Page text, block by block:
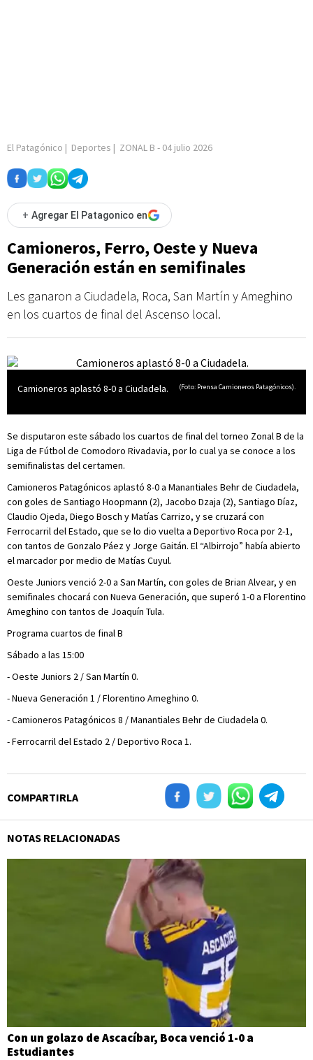
El Patagónico | Deportes | ZONAL B - 04 julio 2026
+ Agregar El Patagonico en
Camioneros, Ferro, Oeste y Nueva
Generación están en semifinales
Les ganaron a Ciudadela, Roca, San Martín y Ameghino
en los cuartos de final del Ascenso local.
Camioneros aplastó 8-0 a Ciudadela. (Foto: Prensa Camioneros Patagónicos).
Se disputaron este sábado los cuartos de final del torneo Zonal B de la
Liga de Fútbol de Comodoro Rivadavia, por lo cual ya se conoce a los
semifinalistas del certamen.
Camioneros Patagónicos aplastó 8-0 a Manantiales Behr de Ciudadela,
con goles de Santiago Hoopmann (2), Jacobo Dzaja (2), Santiago Díaz,
Claudio Ojeda, Diego Bosch y Matías Carrizo, y se cruzará con
Ferrocarril del Estado, que se lo dio vuelta a Deportivo Roca por 2-1,
con tantos de Gonzalo Páez y Jorge Gaitán. El “Albirrojo” había abierto
el marcador por medio de Matías Cuyul.
Oeste Juniors venció 2-0 a San Martín, con goles de Brian Alvear, y en
semifinales chocará con Nueva Generación, que superó 1-0 a Florentino
Ameghino con tantos de Joaquín Tula.
Programa cuartos de final B
Sábado a las 15:00
- Oeste Juniors 2 / San Martín 0.
- Nueva Generación 1 / Florentino Ameghino 0.
- Camioneros Patagónicos 8 / Manantiales Behr de Ciudadela 0.
- Ferrocarril del Estado 2 / Deportivo Roca 1.
COMPARTIRLA
NOTAS RELACIONADAS
Con un golazo de Ascacíbar, Boca venció 1-0 a
Estudiantes